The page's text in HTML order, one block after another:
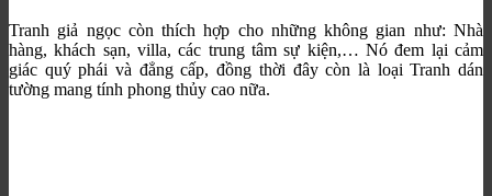
Tranh giả ngọc còn thích hợp cho những không gian như: Nhà
hàng, khách sạn, villa, các trung tâm sự kiện,… Nó đem lại cảm
giác quý phái và đẳng cấp, đồng thời đây còn là loại Tranh dán
tường mang tính phong thủy cao nữa.